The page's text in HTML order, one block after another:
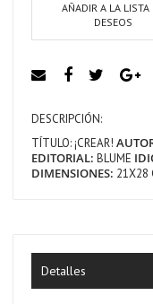
AÑADIR A LA LISTA
DESEOS
DESCRIPCIÓN:
TÍTULO:¡CREAR!
EDITORIAL: BLUME
DIMENSIONES: 21X28
Detalles